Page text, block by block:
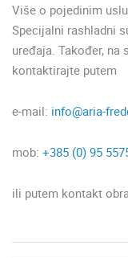
Više o pojedinim
Specijalni rashladni
uređaja. Također, na
kontaktirajte putem
e-mail: info@aria-
mob: +385 (0) 95
ili putem kontakt